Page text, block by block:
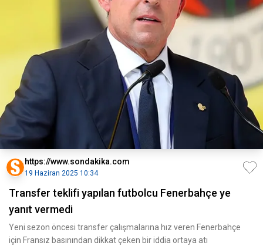
https://www.sondakika.com
19 Haziran 2025 10:34
Transfer teklifi yapılan futbolcu Fenerbahçe ye
yanıt vermedi
Yeni sezon öncesi transfer çalışmalarına hız veren Fenerbahçe
için Fransız basınından dikkat çeken bir iddia ortaya atı